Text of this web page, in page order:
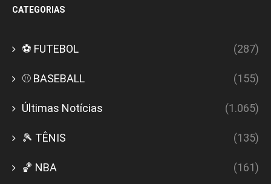
CATEGORIAS
⚽ FUTEBOL (287)
⚾ BASEBALL (155)
Últimas Notícias (1.065)
🎾 TÊNIS (135)
🏀 NBA (161)